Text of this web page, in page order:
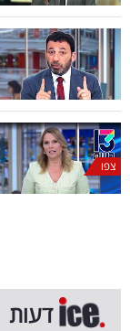
רכב
בריאות
תרבות
ופנאי
תיירות
המילון
הכלכלי
צפו
דעות